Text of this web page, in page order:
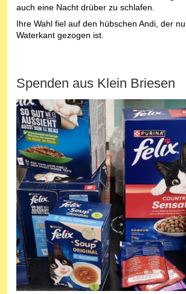
auch eine Nacht drüber zu schlafen.
Ihre Wahl fiel auf den hübschen Andi, der
Waterkant gezogen ist.
Spenden aus Klein Briesen